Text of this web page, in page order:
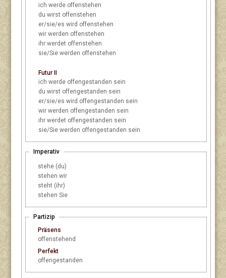
ich werde offenstehen
du wirst offenstehen
er/sie/es wird offenstehen
wir werden offenstehen
ihr werdet offenstehen
sie/Sie werden offenstehen
Futur II
ich werde offengestanden sein
du wirst offengestanden sein
er/sie/es wird offengestanden sein
wir werden offengestanden sein
ihr werdet offengestanden sein
sie/Sie werden offengestanden sein
Imperativ
stehe (du)
stehen wir
steht (ihr)
stehen Sie
Partizip
Präsens
offenstehend
Perfekt
offengestanden